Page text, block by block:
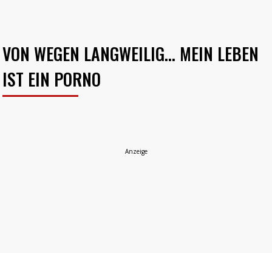
VON WEGEN LANGWEILIG... MEIN LEBEN
IST EIN PORNO
Anzeige